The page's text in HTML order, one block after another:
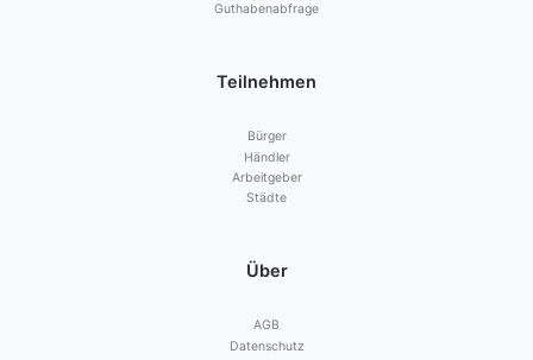
Guthabenabfrage
Teilnehmen
Bürger
Händler
Arbeitgeber
Städte
Über
AGB
Datenschutz